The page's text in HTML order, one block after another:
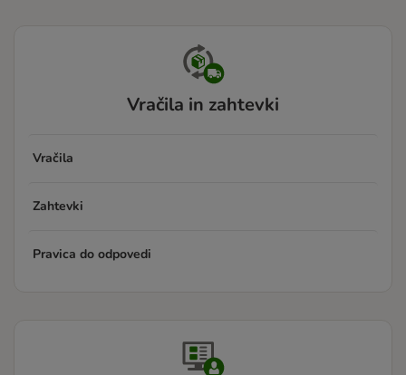
Vračila in zahtevki
Vračila
Zahtevki
Pravica do odpovedi